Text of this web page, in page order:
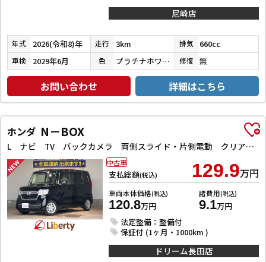
尼崎店
年式 2026(令和8)年 走行 3km 排気 660cc
車検 2029年6月 色 プラチナホワイトパール 修復 無
お問い合わせ 詳細はこちら
ホンダ N－BOX
L ナビ TV バックカメラ 両側スライド・片側電動 クリアランスソナー オートクルーズコントロール レーンアシスト 衝突被害軽減システム オートライト スマートキー 電動格納ミラー
支払総額(税込) 129.9万円
車両本体価格(税込)
120.8万円
諸費用(税込)
9.1万円
法定整備：整備付
保証付 (1ヶ月・1000km )
中古車
ドリーム長田店